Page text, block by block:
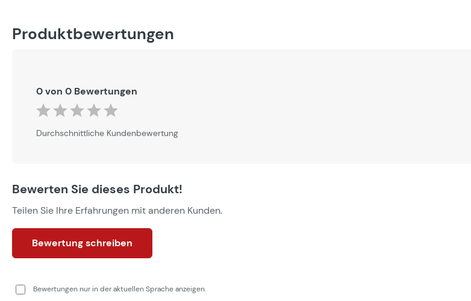
Produktbewertungen
0 von 0 Bewertungen
Durchschnittliche Bewertung von 0 von 5 Sternen
Durchschnittliche Kundenbewertung
Bewerten Sie dieses Produkt!
Teilen Sie Ihre Erfahrungen mit anderen Kunden.
Bewertung schreiben
Bewertungen nur in der aktuellen Sprache anzeigen.